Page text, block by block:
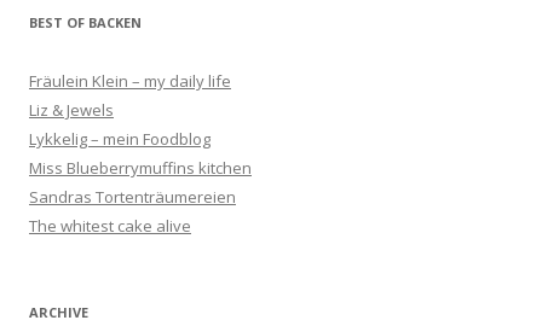
BEST OF BACKEN
Fräulein Klein – my daily life
Liz & Jewels
Lykkelig – mein Foodblog
Miss Blueberrymuffins kitchen
Sandras Tortenträumereien
The whitest cake alive
ARCHIVE